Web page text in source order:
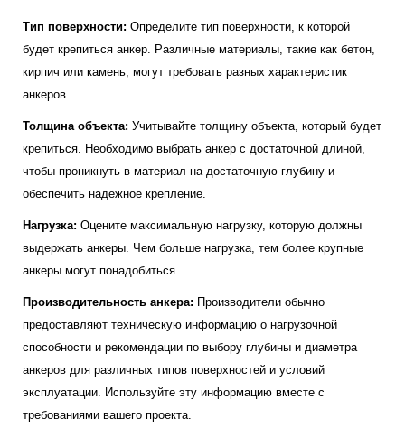
Тип поверхности: Определите тип поверхности, к которой
будет крепиться анкер. Различные материалы, такие как бетон,
кирпич или камень, могут требовать разных характеристик
анкеров.
Толщина объекта: Учитывайте толщину объекта, который будет
крепиться. Необходимо выбрать анкер с достаточной длиной,
чтобы проникнуть в материал на достаточную глубину и
обеспечить надежное крепление.
Нагрузка: Оцените максимальную нагрузку, которую должны
выдержать анкеры. Чем больше нагрузка, тем более крупные
анкеры могут понадобиться.
Производительность анкера: Производители обычно
предоставляют техническую информацию о нагрузочной
способности и рекомендации по выбору глубины и диаметра
анкеров для различных типов поверхностей и условий
эксплуатации. Используйте эту информацию вместе с
требованиями вашего проекта.